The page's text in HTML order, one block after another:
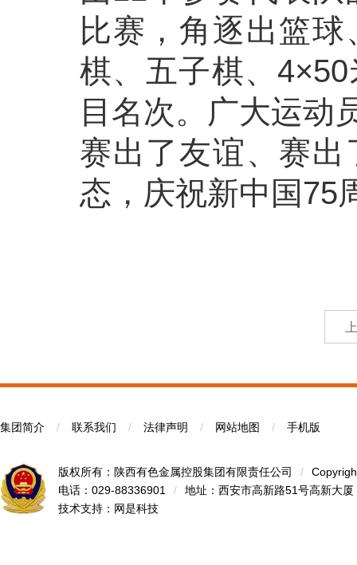
比赛，角逐出篮
棋、五子棋、
目名次。广大运动
赛出了友谊、赛
态，庆祝新中国75
集团简介 / 联系我们 / 法律声明 / 网站地图 / 手机版
版权所有：陕西有色金属控股集团有限责任公司 /
电话：029-88336901
/
地址：西安市高新路51号高新大厦
技术支持： 网是科技